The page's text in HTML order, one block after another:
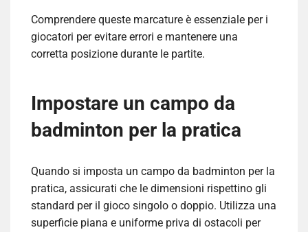
Comprendere queste marcature è essenziale per i
giocatori per evitare errori e mantenere una
corretta posizione durante le partite.
Impostare un campo da
badminton per la pratica
Quando si imposta un campo da badminton per la
pratica, assicurati che le dimensioni rispettino gli
standard per il gioco singolo o doppio. Utilizza una
superficie piana e uniforme priva di ostacoli per